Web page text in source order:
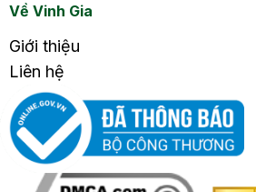
Về Vinh Gia
Giới thiệu
Liên hệ